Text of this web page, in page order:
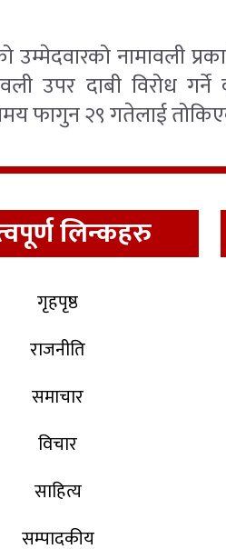
नामावली
उपर दाबी विरोध
फागुन २९ गतेलाई
लिन्कहरु
गृहपृष्ठ
राजनीति
समाचार
विचार
साहित्य
सम्पादकीय